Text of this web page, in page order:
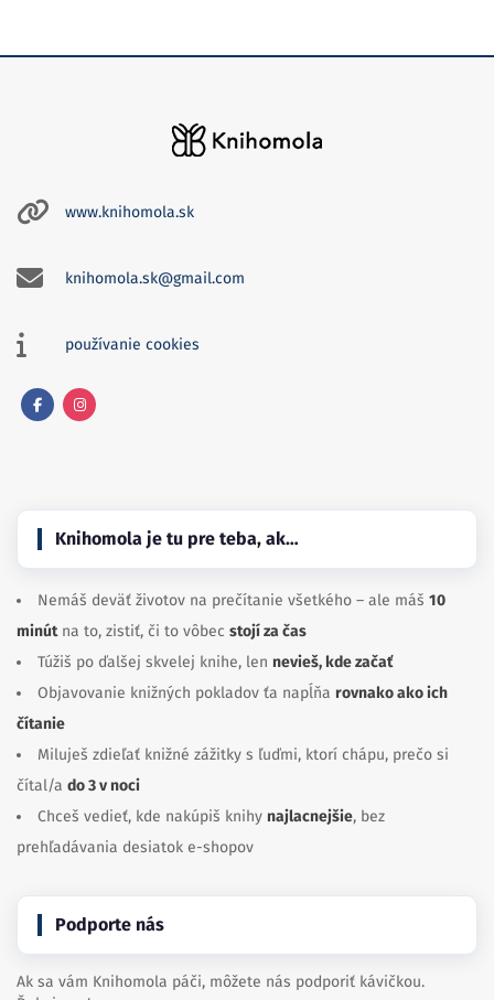
www.knihomola.sk
knihomola.sk@gmail.com
používanie cookies
Knihomola je tu pre teba, ak…
Nemáš deväť životov na prečítanie všetkého – ale máš 10
minútna to, zistiť, či to vôbec stojí za čas
Túžiš po ďalšej skvelej knihe, len nevieš, kde začať
Objavovanie knižných pokladov ťa napĺňa rovnako ako ich
čítanie
Miluješ zdieľať knižné zážitky s ľuďmi, ktorí chápu, prečo si
čítal/a do 3 v noci
Chceš vedieť, kde nakúpiš knihy najlacnejšie, bez
prehľadávania desiatok e-shopov
Podporte nás
Ak sa vám Knihomola páči, môžete nás podporiť kávičkou.